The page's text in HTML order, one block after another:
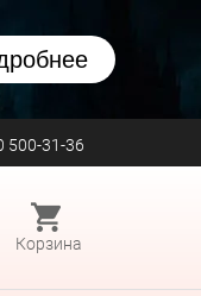
500-31-36
Корзина